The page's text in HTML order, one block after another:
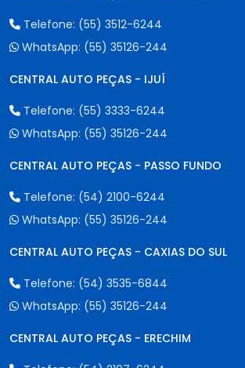
Telefone: (55) 3512-6244
WhatsApp: (55) 35126-244
CENTRAL AUTO PEÇAS - IJUÍ
Telefone: (55) 3333-6244
WhatsApp: (55) 35126-244
CENTRAL AUTO PEÇAS - PASSO FUNDO
Telefone: (54) 2100-6244
WhatsApp: (55) 35126-244
CENTRAL AUTO PEÇAS - CAXIAS DO SUL
Telefone: (54) 3535-6844
WhatsApp: (55) 35126-244
CENTRAL AUTO PEÇAS - ERECHIM